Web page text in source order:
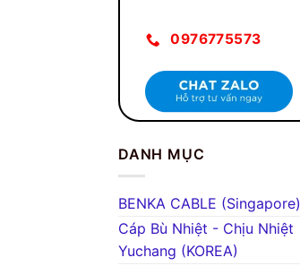
0976775573
DANH MỤC
BENKA CABLE (Singapore)
Cáp Bù Nhiệt - Chịu Nhiệt
Yuchang (KOREA)